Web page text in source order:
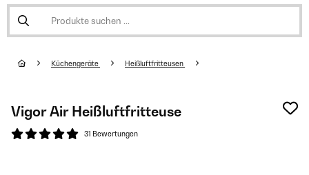
Küchengeräte Heißluftfritteusen
Vigor Air Heißluftfritteuse
31 Bewertungen